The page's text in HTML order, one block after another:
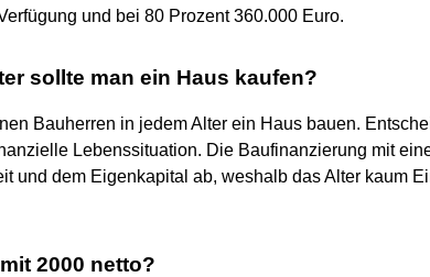
und bei 80 Prozent 360.000 Euro.
sollte man ein Haus kaufen?
Bauherren in jedem Alter ein Haus bauen.
Lebenssituation. Die Baufinanzierung mit
und dem Eigenkapital ab, weshalb das Alter kaum
2000 netto?